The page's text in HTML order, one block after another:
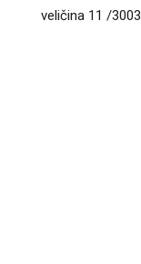
veličina 11 /